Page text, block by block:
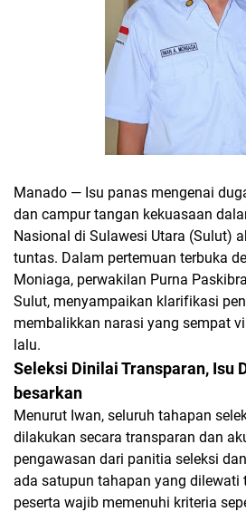
Manado — Isu panas mengenai
dan campur tangan kekuasaan
Nasional di Sulawesi Utara (Sulut)
tuntas. Dalam pertemuan terbuka
Moniaga, perwakilan Purna
Sulut, menyampaikan klarifikasi
membalikkan narasi yang sempat
lalu.
Seleksi Dinilai Transparan, Isu
besarkan
Menurut Iwan, seluruh tahapan
dilakukan secara transparan dan
pengawasan dari panitia seleksi
ada satupun tahapan yang dilewati
peserta wajib memenuhi kriteria